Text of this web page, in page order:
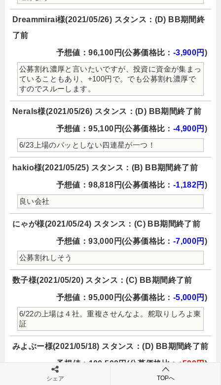
Dreammirai様(2021/05/26) スタンス：(D) BB期間終
了前
予想値：96,100円(公募価格比： -3,900円 )
公募割れ濃厚と言いたいですが、投資に資金が集まっ
ていることもあり、+100円で。でも公募割れ濃厚で
すのでスルーします。
Nerals様(2021/05/26) スタンス：(D) BB期間終了前
予想値：95,100円(公募価格比： -4,900円 )
6/23上場のパッとしない四連星が一つ！
hakio様(2021/05/25) スタンス：(B) BB期間終了前
予想値：98,818円(公募価格比： -1,182円 )
良い会社
にゃが様(2021/05/24) スタンス：(C) BB期間終了前
予想値：93,000円(公募価格比： -7,000円 )
公募割れしそう
数子様(2021/05/20) スタンス：(C) BB期間終了前
予想値：95,000円(公募価格比： -5,000円 )
6/22の上場は４社。重複させんなよ。舵取りしろよ東
証
みよぶー様(2021/05/18) スタンス：(D) BB期間終了前
予想値：100,500円(公募価格比： +500円)
久しぶりのリートですね
シェア TOPへ